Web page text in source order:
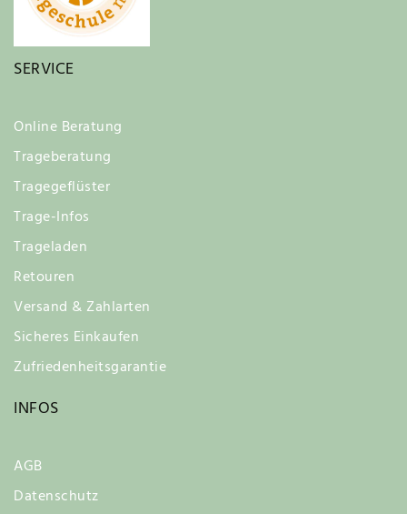
SERVICE
Online Beratung
Trageberatung
Tragegeflüster
Trage-Infos
Trageladen
Retouren
Versand & Zahlarten
Sicheres Einkaufen
Zufriedenheitsgarantie
INFOS
AGB
Datenschutz